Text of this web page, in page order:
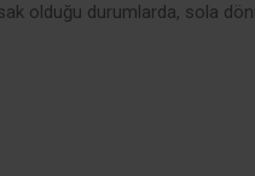
olduğu durumlarda, sola